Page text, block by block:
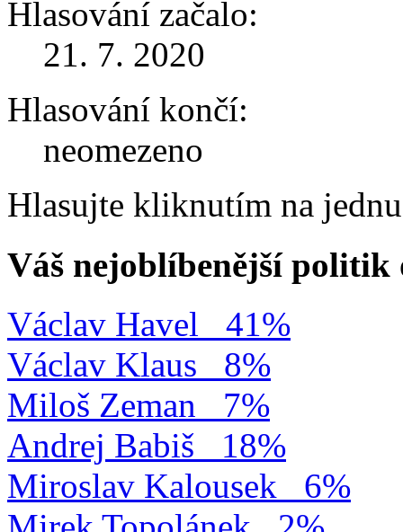
Hlasování začalo:
21. 7. 2020
Hlasování končí:
neomezeno
Hlasujte kliknutím na
Váš nejoblíbenější politik
Václav Havel
41%
Václav Klaus
8%
Miloš Zeman
7%
Andrej Babiš
18%
Miroslav Kalousek
6%